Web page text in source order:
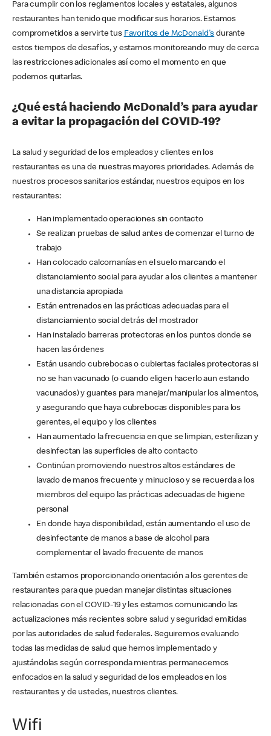
Para cumplir con los reglamentos locales y estatales, algunos
restaurantes han tenido que modificar sus horarios. Estamos
comprometidos a servirte tus Favoritos de McDonald's durante
estos tiempos de desafíos, y estamos monitoreando muy de cerca
las restricciones adicionales así como el momento en que
podemos quitarlas.
¿Qué está haciendo McDonald’s para ayudar
a evitar la propagación del COVID-19?
La salud y seguridad de los empleados y clientes en los
restaurantes es una de nuestras mayores prioridades. Además de
nuestros procesos sanitarios estándar, nuestros equipos en los
restaurantes:
Han implementado operaciones sin contacto
Se realizan pruebas de salud antes de comenzar el turno de
trabajo
Han colocado calcomanías en el suelo marcando el
distanciamiento social para ayudar a los clientes a mantener
una distancia apropiada
Están entrenados en las prácticas adecuadas para el
distanciamiento social detrás del mostrador
Han instalado barreras protectoras en los puntos donde se
hacen las órdenes
Están usando cubrebocas o cubiertas faciales protectoras si
no se han vacunado (o cuando eligen hacerlo aun estando
vacunados) y guantes para manejar/manipular los alimentos,
y asegurando que haya cubrebocas disponibles para los
gerentes, el equipo y los clientes
Han aumentado la frecuencia en que se limpian, esterilizan y
desinfectan las superficies de alto contacto
Continúan promoviendo nuestros altos estándares de
lavado de manos frecuente y minucioso y se recuerda a los
miembros del equipo las prácticas adecuadas de higiene
personal
En donde haya disponibilidad, están aumentando el uso de
desinfectante de manos a base de alcohol para
complementar el lavado frecuente de manos
También estamos proporcionando orientación a los gerentes de
restaurantes para que puedan manejar distintas situaciones
relacionadas con el COVID-19 y les estamos comunicando las
actualizaciones más recientes sobre salud y seguridad emitidas
por las autoridades de salud federales. Seguiremos evaluando
todas las medidas de salud que hemos implementado y
ajustándolas según corresponda mientras permanecemos
enfocados en la salud y seguridad de los empleados en los
restaurantes y de ustedes, nuestros clientes.
Wifi